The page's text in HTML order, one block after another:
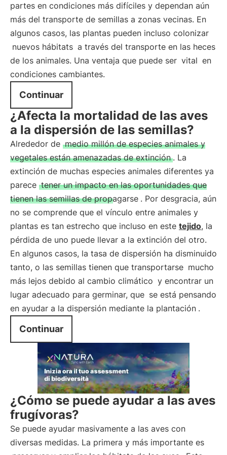
partes en condiciones más difíciles y dependan aún
más del transporte de semillas a zonas vecinas. En
algunos casos, las plantas pueden incluso colonizar
nuevos hábitats a través del transporte en las heces
de los animales. Una ventaja que puede ser vital en
condiciones cambiantes.
Continuar
¿Afecta la mortalidad de las aves
a la dispersión de las semillas?
Alrededor de medio millón de especies animales y
vegetales están amenazadas de extinción . La
extinción de muchas especies animales diferentes ya
parece tener un impacto en las oportunidades que
tienen las semillas de propagarse . Por desgracia, aún
no se comprende que el vínculo entre animales y
plantas es tan estrecho que incluso en este tejido, la
pérdida de uno puede llevar a la extinción del otro.
En algunos casos, la tasa de dispersión ha disminuido
tanto, o las semillas tienen que transportarse mucho
más lejos debido al cambio climático y encontrar un
lugar adecuado para germinar, que se está pensando
en ayudar a la dispersión mediante la plantación .
Continuar
¿Cómo se puede ayudar a las aves
frugívoras?
Se puede ayudar masivamente a las aves con
diversas medidas. La primera y más importante es